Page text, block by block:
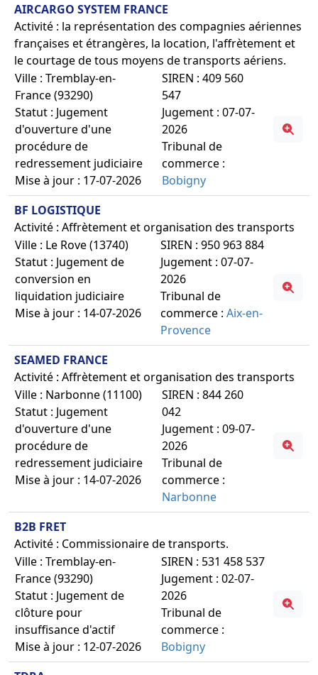
AIRCARGO SYSTEM FRANCE
Activité : la représentation des compagnies aériennes
françaises et étrangères, la location, l'affrètement et
le courtage de tous moyens de transports aériens.
Ville : Tremblay-en-
France (93290)
Statut : Jugement
d'ouverture d'une
procédure de
redressement judiciaire
Mise à jour : 17-07-2026
SIREN : 409 560
547
Jugement : 07-07-
2026
Tribunal de
commerce :
Bobigny
BF LOGISTIQUE
Activité : Affrètement et organisation des transports
Ville : Le Rove (13740)
Statut : Jugement de
conversion en
liquidation judiciaire
Mise à jour : 14-07-2026
SIREN : 950 963 884
Jugement : 07-07-
2026
Tribunal de
commerce :Aix-en-
Provence
SEAMED FRANCE
Activité : Affrètement et organisation des transports
Ville : Narbonne (11100)
Statut : Jugement
d'ouverture d'une
procédure de
redressement judiciaire
Mise à jour : 14-07-2026
SIREN : 844 260
042
Jugement : 09-07-
2026
Tribunal de
commerce :
Narbonne
B2B FRET
Activité : Commissionaire de transports.
Ville : Tremblay-en-
France (93290)
Statut : Jugement de
clôture pour
insuffisance d'actif
Mise à jour : 12-07-2026
SIREN : 531 458 537
Jugement : 02-07-
2026
Tribunal de
commerce :
Bobigny